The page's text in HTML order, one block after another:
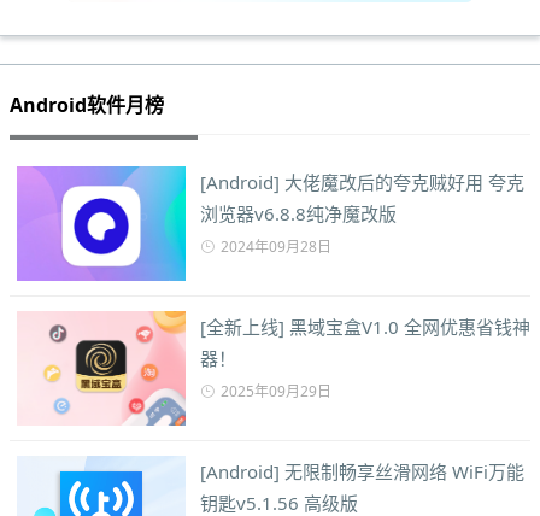
Android软件月榜
[Android] 大佬魔改后的夸克贼好用 夸克
浏览器v6.8.8纯净魔改版
2024年09月28日
[全新上线] 黑域宝盒V1.0 全网优惠省钱神
器！
2025年09月29日
[Android] 无限制畅享丝滑网络 WiFi万能
钥匙v5.1.56 高级版